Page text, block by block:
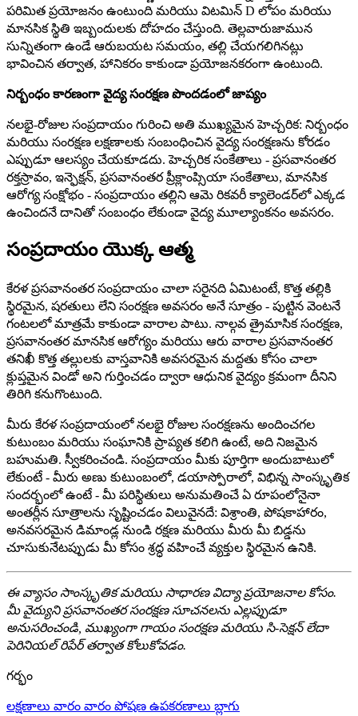
పరిమిత ప్రయోజనం ఉంటుంది మరియు విటమిన్ D లోపం మరియు
మానసిక స్థితి ఇబ్బందులకు దోహదం చేస్తుంది. తెల్లవారుజామున
సున్నితంగా ఉండే ఆరుబయట సమయం, తల్లి చేయగలిగినట్లు
భావించిన తర్వాత, హానికరం కాకుండా ప్రయోజనకరంగా ఉంటుంది.
నిర్బంధం కారణంగా వైద్య సంరక్షణ పొందడంలో జాప్యం
నలభై-రోజుల సంప్రదాయం గురించి అతి ముఖ్యమైన హెచ్చరిక: నిర్బంధం
మరియు సంరక్షణ లక్షణాలకు సంబంధించిన వైద్య సంరక్షణను కోరడం
ఎప్పుడూ ఆలస్యం చేయకూడదు. హెచ్చరిక సంకేతాలు - ప్రసవానంతర
రక్తస్రావం, ఇన్ఫెక్షన్, ప్రసవానంతర ప్రీక్లాంప్సియా సంకేతాలు, మానసిక
ఆరోగ్య సంక్షోభం - సంప్రదాయం తల్లిని ఆమె రికవరీ క్యాలెండర్‌లో ఎక్కడ
ఉంచిందనే దానితో సంబంధం లేకుండా వైద్య మూల్యాంకనం అవసరం.
సంప్రదాయం యొక్క ఆత్మ
కేరళ ప్రసవానంతర సంప్రదాయం చాలా సరైనది ఏమిటంటే, కొత్త తల్లికి
స్థిరమైన, షరతులు లేని సంరక్షణ అవసరం అనే సూత్రం - పుట్టిన వెంటనే
గంటలలో మాత్రమే కాకుండా వారాల పాటు. నాల్గవ త్రైమాసిక సంరక్షణ,
ప్రసవానంతర మానసిక ఆరోగ్యం మరియు ఆరు వారాల ప్రసవానంతర
తనిఖీ కొత్త తల్లులకు వాస్తవానికి అవసరమైన మద్దతు కోసం చాలా
క్లుప్తమైన విండో అని గుర్తించడం ద్వారా ఆధునిక వైద్యం క్రమంగా దీనిని
తిరిగి కనుగొంటుంది.
మీరు కేరళ సంప్రదాయంలో నలభై రోజుల సంరక్షణను అందించగల
కుటుంబం మరియు సంఘానికి ప్రాప్యత కలిగి ఉంటే, అది నిజమైన
బహుమతి. స్వీకరించండి. సంప్రదాయం మీకు పూర్తిగా అందుబాటులో
లేకుంటే - మీరు అణు కుటుంబంలో, డయాస్పోరాలో, విభిన్న సాంస్కృతిక
సందర్భంలో ఉంటే - మీ పరిస్థితులు అనుమతించే ఏ రూపంలోనైనా
అంతర్లీన సూత్రాలను సృష్టించడం విలువైనదే: విశ్రాంతి, పోషకాహారం,
అనవసరమైన డిమాండ్ల నుండి రక్షణ మరియు మీరు మీ బిడ్డను
చూసుకునేటప్పుడు మీ కోసం శ్రద్ధ వహించే వ్యక్తుల స్థిరమైన ఉనికి.
ఈ వ్యాసం సాంస్కృతిక మరియు సాధారణ విద్యా ప్రయోజనాల కోసం.
మీ వైద్యుని ప్రసవానంతర సంరక్షణ సూచనలను ఎల్లప్పుడూ
అనుసరించండి, ముఖ్యంగా గాయం సంరక్షణ మరియు సి-సెక్షన్ లేదా
పెరినియల్ రిపేర్ తర్వాత కోలుకోవడం.
గర్భం
లక్షణాలు వారం వారం పోషణ ఉపకరణాలు బ్లాగు